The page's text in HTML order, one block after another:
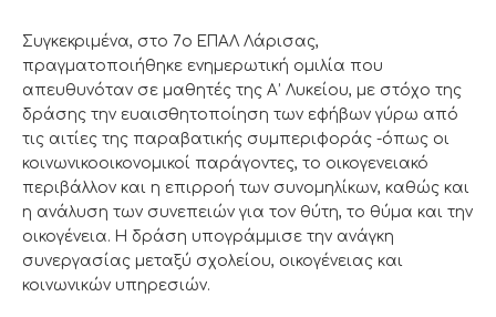
Συγκεκριμένα, στο 7ο ΕΠΑΛ Λάρισας,
πραγματοποιήθηκε ενημερωτική ομιλία που
απευθυνόταν σε μαθητές της Α’ Λυκείου, με στόχο της
δράσης την ευαισθητοποίηση των εφήβων γύρω από
τις αιτίες της παραβατικής συμπεριφοράς -όπως οι
κοινωνικοοικονομικοί παράγοντες, το οικογενειακό
περιβάλλον και η επιρροή των συνομηλίκων, καθώς και
η ανάλυση των συνεπειών για τον θύτη, το θύμα και την
οικογένεια. Η δράση υπογράμμισε την ανάγκη
συνεργασίας μεταξύ σχολείου, οικογένειας και
κοινωνικών υπηρεσιών.